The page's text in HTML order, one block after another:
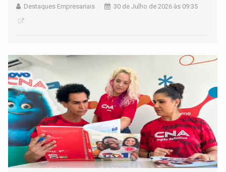
Destaques Empresariais 30 de Julho de 2026 às 09:35